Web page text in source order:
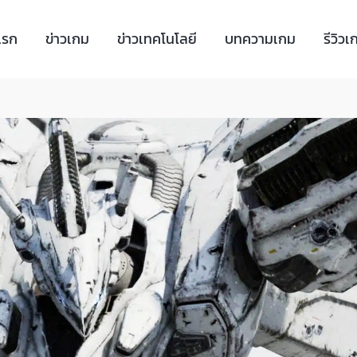
ก ข่าวเกม ข่าวเทคโนโลยี บทความเกม รีวิวเ